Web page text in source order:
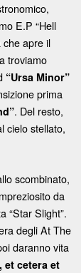
E.P “Hell
che apre il
troviamo
“Ursa Minor”
prima
. Del resto,
cielo stellato,
scombinato,
da
“Star Slight”.
degli At The
daranno vita
et cetera et